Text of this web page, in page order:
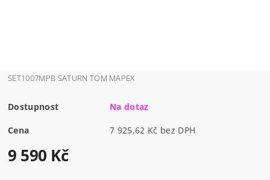
SET1007MPB SATURN TOM MAPEX
Dostupnost Na dotaz
Cena 7 925,62 Kč bez DPH
9 590 Kč